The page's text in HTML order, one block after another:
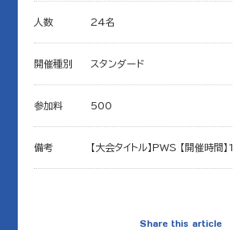
人数 24名
開催種別 スタンダード
参加料 500
備考 【大会タイトル】PWS 【開催時間】1
Share this article